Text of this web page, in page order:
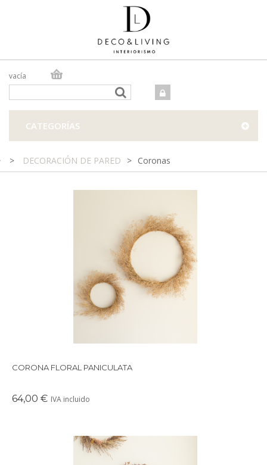
vacía
TIENDA FÍSICA
CATEGORÍAS
> DECORACIÓN DE PARED > Coronas
Preciosa corona de fores preservadas en tonos blancos
CORONA FLORAL PANICULATA
64,00 € IVA incluido